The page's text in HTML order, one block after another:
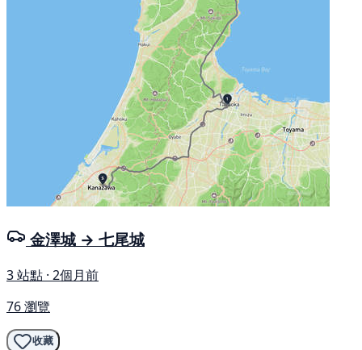
金澤城 → 七尾城
3 站點 · 2個月前
76 瀏覽
收藏